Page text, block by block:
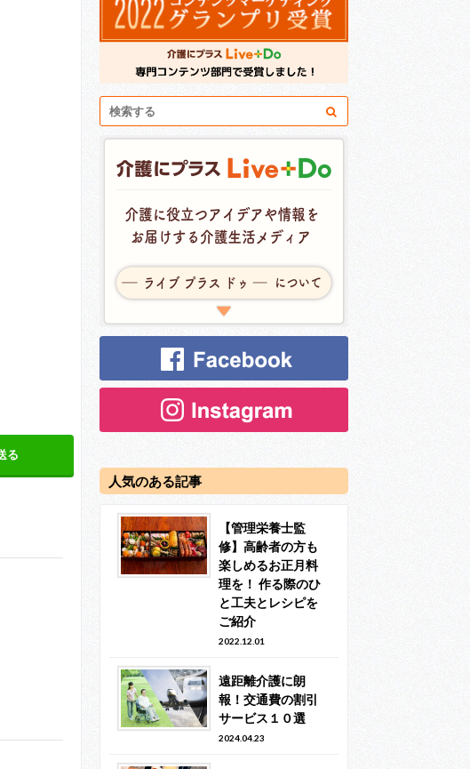
る
人気のある記事
【管理栄養士監
修】高齢者の方も
楽しめるお正月料
理を！ 作る際のひ
と工夫とレシピを
ご紹介
2022.12.01
遠距離介護に朗
報！交通費の割引
サービス１０選
2024.04.23